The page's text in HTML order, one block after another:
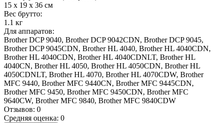
15 x 19 x 36 см
Вес брутто:
1.1 кг
Для аппаратов:
Brother DCP 9040, Brother DCP 9042CDN, Brother DCP 9045,
Brother DCP 9045CDN, Brother HL 4040, Brother HL 4040CDN,
Brother HL 4040CDN, Brother HL 4040CDNLT, Brother HL
4040CN, Brother HL 4050, Brother HL 4050CDN, Brother HL
4050CDNLT, Brother HL 4070, Brother HL 4070CDW, Brother
MFC 9440, Brother MFC 9440CN, Brother MFC 9445CDN,
Brother MFC 9450, Brother MFC 9450CDN, Brother MFC
9640CW, Brother MFC 9840, Brother MFC 9840CDW
Отзывов: 0
Средняя оценка: 0